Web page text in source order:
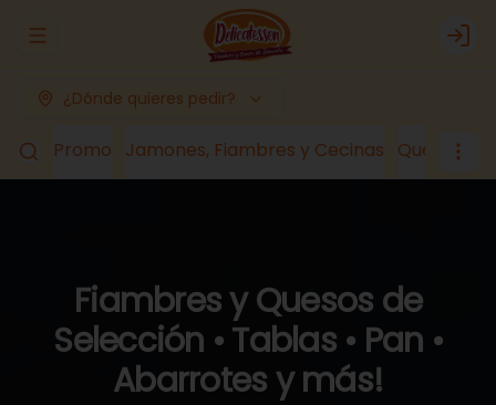
Abrir menu de navegación Login
¿Dónde quieres pedir?
Promo Jamones, Fiambres y Cecinas Quesos
Fiambres y Quesos de
Selección • Tablas • Pan •
Abarrotes y más!